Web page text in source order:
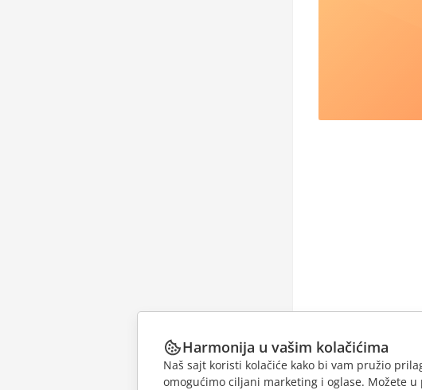
Harmonija u vašim kolačićima
Naš sajt koristi kolačiće kako bi vam pružio
omogućimo ciljani marketing i oglase. Možete